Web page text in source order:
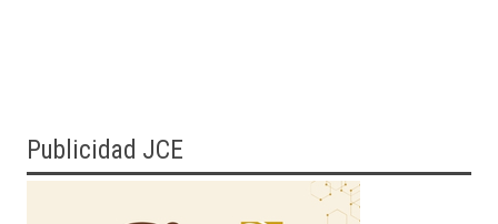
Publicidad JCE